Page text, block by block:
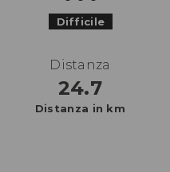
Difficile
Distanza
24.7
Distanza in km